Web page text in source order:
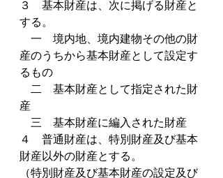
３　基本財産は、次に掲げる財産と
する。
一　境内地、境内建物その他の財
産のうちから基本財産として設定す
るもの
二　基本財産として指定された財
産
三　基本財産に編入された財産
４　普通財産は、特別財産及び基本
財産以外の財産とする。
（特別財産及び基本財産の設定及び